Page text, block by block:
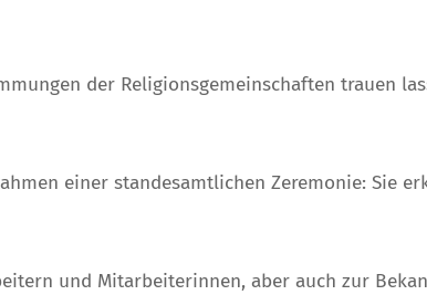
der Religionsgemeinschaften trauen
einer standesamtlichen Zeremonie: Sie
und Mitarbeiterinnen, aber auch zur